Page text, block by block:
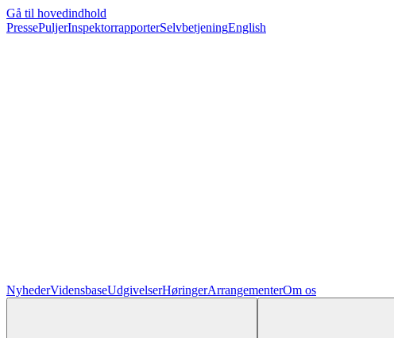
Gå til hovedindhold
PressePuljerInspektorrapporterSelvbetjeningEnglish
NyhederVidensbaseUdgivelserHøringerArrangementerOm os